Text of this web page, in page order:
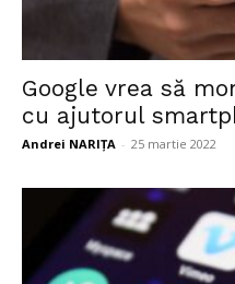
Google vrea să
cu ajutorul
Andrei NARIȚA - 25 martie 2022